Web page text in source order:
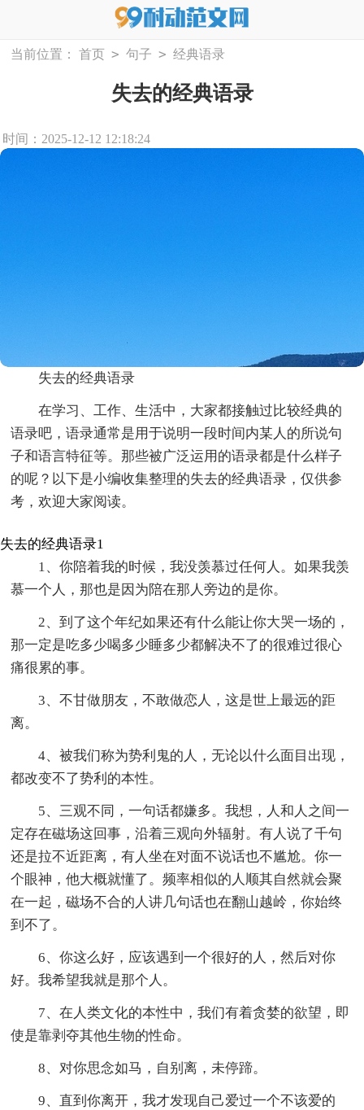
当前位置： 首页 > 句子 > 经典语录
失去的经典语录
时间：2025-12-12 12:18:24
失去的经典语录
在学习、工作、生活中，大家都接触过比较经典的
语录吧，语录通常是用于说明一段时间内某人的所说句
子和语言特征等。那些被广泛运用的语录都是什么样子
的呢？以下是小编收集整理的失去的经典语录，仅供参
考，欢迎大家阅读。
失去的经典语录1
1、你陪着我的时候，我没羡慕过任何人。如果我羡
慕一个人，那也是因为陪在那人旁边的是你。
2、到了这个年纪如果还有什么能让你大哭一场的，
那一定是吃多少喝多少睡多少都解决不了的很难过很心
痛很累的事。
3、不甘做朋友，不敢做恋人，这是世上最远的距
离。
4、被我们称为势利鬼的人，无论以什么面目出现，
都改变不了势利的本性。
5、三观不同，一句话都嫌多。我想，人和人之间一
定存在磁场这回事，沿着三观向外辐射。有人说了千句
还是拉不近距离，有人坐在对面不说话也不尴尬。你一
个眼神，他大概就懂了。频率相似的人顺其自然就会聚
在一起，磁场不合的人讲几句话也在翻山越岭，你始终
到不了。
6、你这么好，应该遇到一个很好的人，然后对你
好。我希望我就是那个人。
7、在人类文化的本性中，我们有着贪婪的欲望，即
使是靠剥夺其他生物的性命。
8、对你思念如马，自别离，未停蹄。
9、直到你离开，我才发现自己爱过一个不该爱的